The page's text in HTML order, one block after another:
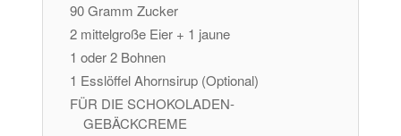
90 Gramm Zucker
2 mittelgroße Eier + 1 jaune
1 oder 2 Bohnen
1 Esslöffel Ahornsirup (Optional)
FÜR DIE SCHOKOLADEN-
GEBÄCKCREME